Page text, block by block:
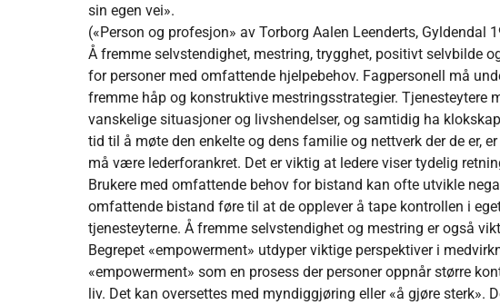
sin egen vei».
(«Person og profesjon» av Torborg Aalen Leenderts, Gyldendal
Å fremme selvstendighet, mestring, trygghet, positivt selvbilde
for personer med omfattende hjelpebehov. Fagpersonell må
fremme håp og konstruktive mestringsstrategier. Tjenesteytere
vanskelige situasjoner og livshendelser, og samtidig ha
tid til å møte den enkelte og dens familie og nettverk der de er,
må være lederforankret. Det er viktig at ledere viser tydelig
Brukere med omfattende behov for bistand kan ofte utvikle
omfattende bistand føre til at de opplever å tape kontrollen i
tjenesteyterne. Å fremme selvstendighet og mestring er også
Begrepet «empowerment» utdyper viktige perspektiver i
«empowerment» som en prosess der personer oppnår større
liv. Det kan oversettes med myndiggjøring eller «å gjøre